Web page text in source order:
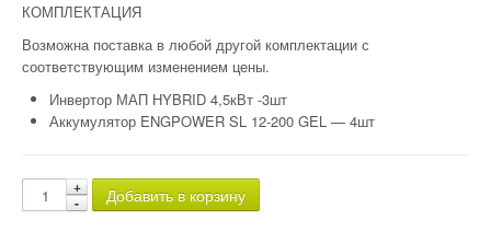
КОМПЛЕКТАЦИЯ
Возможна поставка в любой другой комплектации с
соответствующим изменением цены.
Инвертор МАП HYBRID 4,5кВт -3шт
Аккумулятор ENGPOWER SL 12-200 GEL — 4шт
Добавить в корзину